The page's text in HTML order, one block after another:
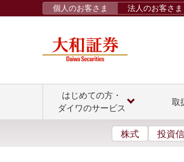
個人のお客さま 法人のお客さま
はじめての方・
ダイワのサービス
取
株式 投資